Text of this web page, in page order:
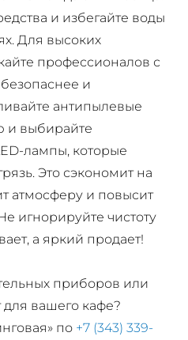
и избегайте воды
Для высоких
профессионалов с
и
антипылевые
и выбирайте
лампы, которые
Это сэкономит на
атмосферу и повысит
игнорируйте чистоту
а яркий продает!
приборов или
вашего кафе?
по +7 (343) 339-